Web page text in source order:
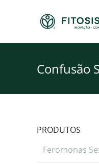
Confusão
PRODUTOS
Feromonas